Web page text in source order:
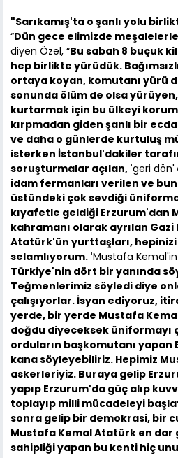
"Sarıkamış'ta o şanlı yolu
“Dün gece elimizde
diyen Özel, “Bu sabah 8 buçuk
hep birlikte yürüdük.
ortaya koyan, komutanı yürü
sonunda ölüm de olsa
kurtarmak için bu ülkeyi
kırpmadan giden şanlı bir
ve daha o günlerde kurtuluş
isterken İstanbul'dakiler
soruşturmalar açılan, 'geri dön'
idam fermanları verilen ve
üstündeki çok sevdiği
kıyafetle geldiği Erzurum'dan
kahramanı olarak ayrılan
Atatürk'ün yurttaşları, hepinizi
selamlıyorum. 'Mustafa
Türkiye'nin dört bir yanında
Teğmenlerimiz söyledi diye
çalışıyorlar. İsyan ediyoruz,
yerde, bir yerde Mustafa
doğdu diyeceksek üniformayı
orduların başkomutanı yapan
kana söyleyebiliriz. Hepimiz
askerleriyiz. Buraya gelip
yapıp Erzurum'da güç alıp
toplayıp milli mücadeleyi
sonra gelip bir demokrasi, bir
Mustafa Kemal Atatürk en dar
sahipliği yapan bu kenti hiç